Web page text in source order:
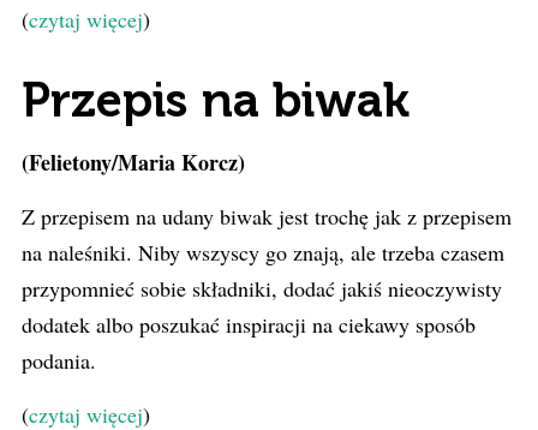
(czytaj więcej)
Przepis na biwak
(Felietony/Maria Korcz)
Z przepisem na udany biwak jest trochę jak z przepisem
na naleśniki. Niby wszyscy go znają, ale trzeba czasem
przypomnieć sobie składniki, dodać jakiś nieoczywisty
dodatek albo poszukać inspiracji na ciekawy sposób
podania.
(czytaj więcej)